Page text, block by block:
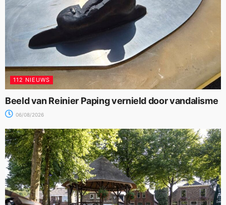
112 NIEUWS
Beeld van Reinier Paping vernield door vandalisme
06/08/2026